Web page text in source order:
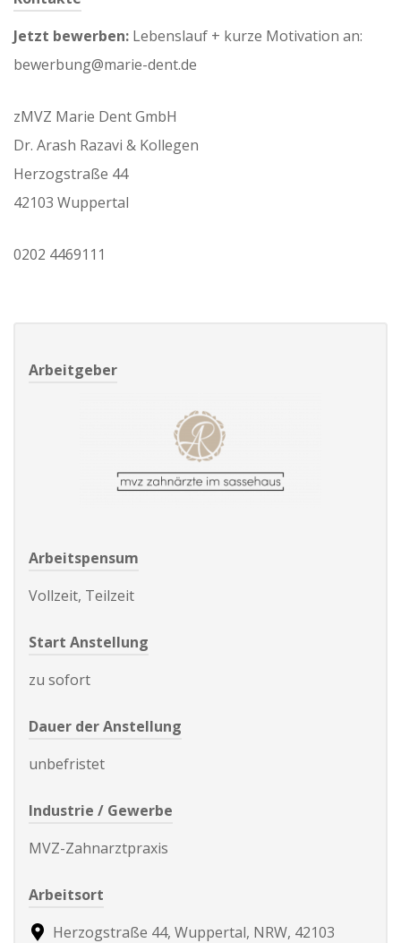
Jetzt bewerben: Lebenslauf + kurze Motivation an:
bewerbung@marie-dent.de
zMVZ Marie Dent GmbH
Dr. Arash Razavi & Kollegen
Herzogstraße 44
42103 Wuppertal
0202 4469111
Arbeitgeber
Arbeitspensum
Vollzeit, Teilzeit
Start Anstellung
zu sofort
Dauer der Anstellung
unbefristet
Industrie / Gewerbe
MVZ-Zahnarztpraxis
Arbeitsort
Herzogstraße 44, Wuppertal, NRW, 42103